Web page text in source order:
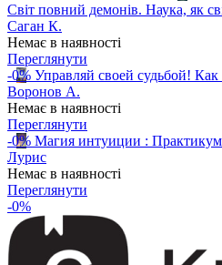
Світ повний демонів. Наука, як
Саган К.
Немає в наявності
Переглянути
-0% Управляй своей судьбой! Как
Воронов А.
Немає в наявності
Переглянути
-0% Магия интуиции :
Лурис
Немає в наявності
Переглянути
-0%